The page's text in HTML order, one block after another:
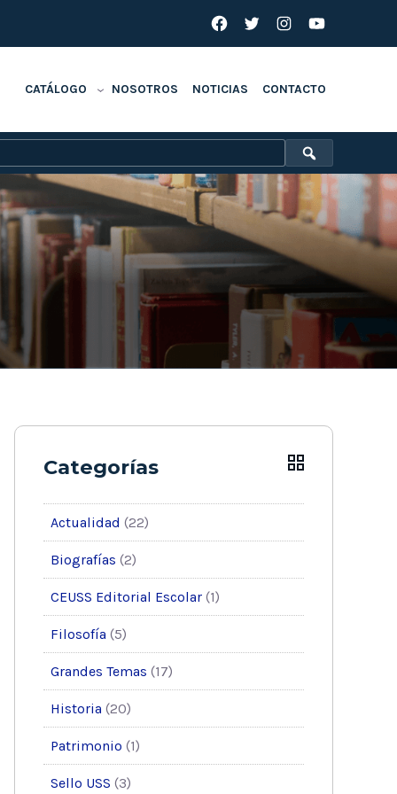
Facebook Twitter Instagram YouTube
CATÁLOGO NOSOTROS NOTICIAS CONTACTO
Categorías
Actualidad (22)
Biografías (2)
CEUSS Editorial Escolar (1)
Filosofía (5)
Grandes Temas (17)
Historia (20)
Patrimonio (1)
Sello USS (3)